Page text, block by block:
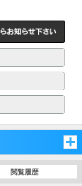
閲覧履歴